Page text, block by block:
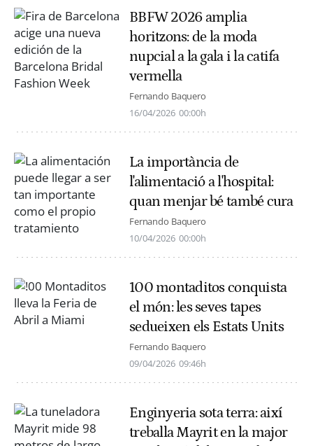
BBFW 2026 amplia
horitzons: de la moda
nupcial a la gala i la catifa
vermella
Fernando Baquero
16/04/2026 00:00h
La importància de
l'alimentació a l'hospital:
quan menjar bé també cura
Fernando Baquero
10/04/2026 00:00h
100 montaditos conquista
el món: les seves tapes
sedueixen els Estats Units
Fernando Baquero
09/04/2026 09:46h
Enginyeria sota terra: així
treballa Mayrit en la major